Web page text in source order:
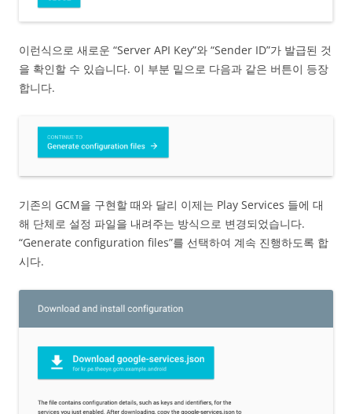
이런식으로 새로운 “Server API Key”와 “Sender ID”가 발급된 것
을 확인할 수 있습니다. 이 부분 밑으로 다음과 같은 버튼이 등장
합니다.
기존의 GCM을 구현할 때와 달리 이제는 Play Services 들에 대
해 단체로 설정 파일을 내려주는 방식으로 변경되었습니다.
“Generate configuration files”를 선택하여 계속 진행하도록 합
시다.